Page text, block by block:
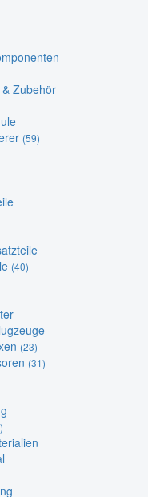
Zubehör
(59)
(40)
(23)
(31)